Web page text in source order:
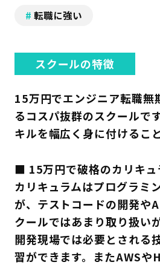
転職に強い
スクールの特徴
15万円でエンジニア転職無
るコスパ抜群のスクールで
キルを幅広く身に付けるこ
■ 15万円で破格のカリキュ
カリキュラムはプログラミ
が、テストコードの開発や
クールではあまり取り扱い
開発現場では必要とされる
習ができます。またAWS